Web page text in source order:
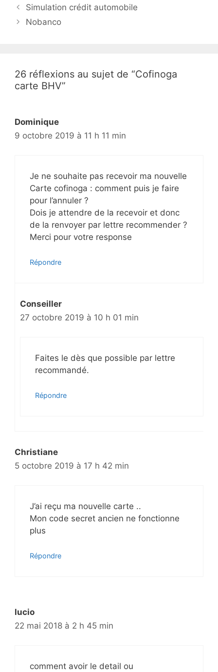
N
a
t
i
d
e
Simulation crédit automobile
Nobanco
26 réflexions au sujet de “Cofinoga
carte BHV”
Dominique
9 octobre 2019 à 11 h 11 min
Je ne souhaite pas recevoir ma nouvelle
Carte cofinoga : comment puis je faire
pour l’annuler ?
Dois je attendre de la recevoir et donc
de la renvoyer par lettre recommender ?
Merci pour votre response
Répondre
Conseiller
27 octobre 2019 à 10 h 01 min
Faites le dès que possible par lettre
recommandé.
Répondre
Christiane
5 octobre 2019 à 17 h 42 min
J’ai reçu ma nouvelle carte ..
Mon code secret ancien ne fonctionne
plus
Répondre
lucio
22 mai 2018 à 2 h 45 min
comment avoir le detail ou